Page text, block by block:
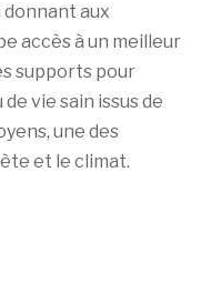
aux
accès à un meilleur
supports pour
vie sain issus de
une des
et le climat.